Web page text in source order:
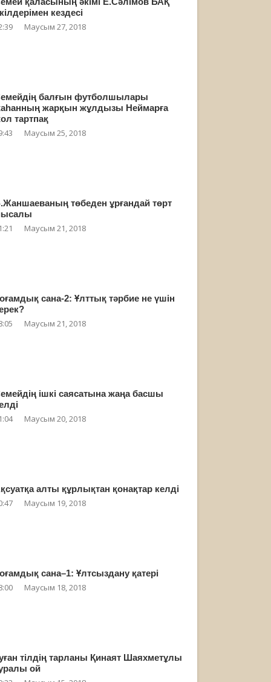
кездесі
Маусым 27, 2018
балғын футболшылары
жарқын жұлдызы Неймарға
тартпақ
Маусым 25, 2018
төбеден ұрғандай төрт
Маусым 21, 2018
сана-2: Ұлттық тәрбие не үшін
Маусым 21, 2018
ішкі саясатына жаңа басшы
Маусым 20, 2018
алты құрлықтан қонақтар келді
Маусым 19, 2018
сана–1: Ұлтсыздану қатері
Маусым 18, 2018
тілдің тарланы Қинаят Шаяхметұлы
ой